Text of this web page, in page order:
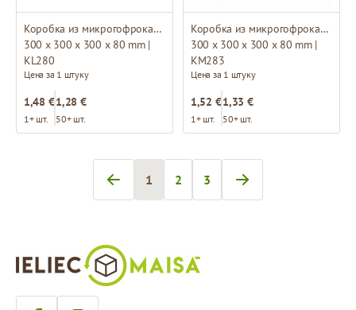
Коробка из микрогофрокартона
300 x 300 x 300 x 80 mm |
KL280
Цена за 1 штуку
1,48 €
1+ шт.
1,28 €
50+ шт.
Коробка из микрогофрокартона
300 x 300 x 300 x 80 mm |
KM283
Цена за 1 штуку
1,52 €
1+ шт.
1,33 €
50+ шт.
Вы сейчас читаете страницу
1
Страница
2
Страница
3